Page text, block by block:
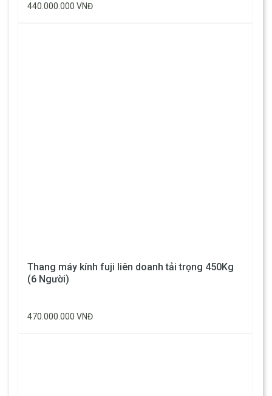
440.000.000 VNĐ
Thang máy kính fuji liên doanh tải trọng 450Kg
(6 Người)
470.000.000 VNĐ